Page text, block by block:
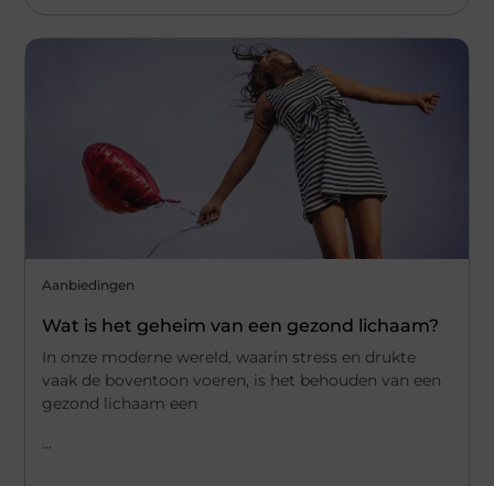
Aanbiedingen
Wat is het geheim van een gezond lichaam?
In onze moderne wereld, waarin stress en drukte
vaak de boventoon voeren, is het behouden van een
gezond lichaam een
...